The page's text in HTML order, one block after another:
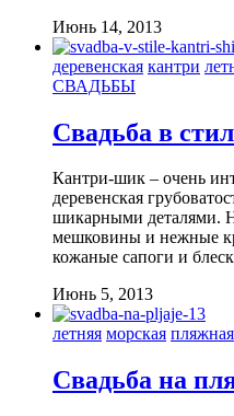
Июнь 14, 2013
деревенская кантри
СВАДЬБЫ
Свадьба в
Кантри-шик – очень
деревенская
шикарными деталями.
мешковины и нежные
кожаные сапоги и
Июнь 5, 2013
летняя морская пляжная
Свадьба на